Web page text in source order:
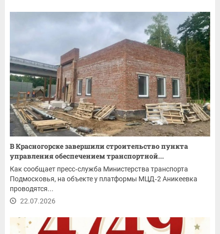
В Красногорске завершили строительство пункта
управления обеспечением транспортной...
Как сообщает пресс‑служба Министерства транспорта
Подмосковья, на объекте у платформы МЦД‑2 Аникеевка
проводятся...
22.07.2026